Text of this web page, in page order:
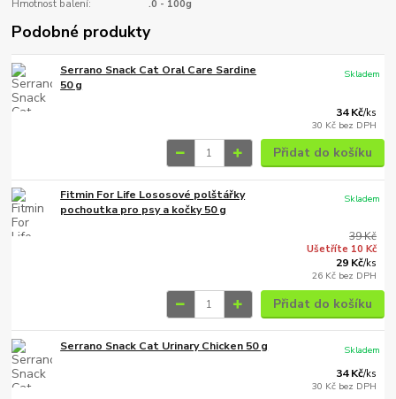
Hmotnost balení:
.0 - 100g
Podobné produkty
Serrano Snack Cat Oral Care Sardine
50 g
34 Kč/ks
30 Kč bez DPH
Skladem
Přidat do košíku
Fitmin For Life Lososové polštářky
pochoutka pro psy a kočky 50 g
39 Kč
Ušetříte 10 Kč
29 Kč/ks
26 Kč bez DPH
Skladem
Přidat do košíku
Serrano Snack Cat Urinary Chicken 50 g
34 Kč/ks
30 Kč bez DPH
Skladem